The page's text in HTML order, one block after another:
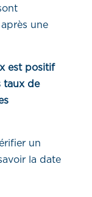
une
est positif
taux de
un
la date